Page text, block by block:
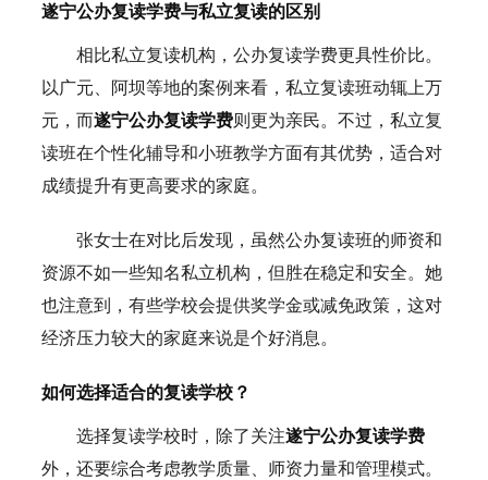
遂宁公办复读学费与私立复读的区别
相比私立复读机构，公办复读学费更具性价比。
以广元、阿坝等地的案例来看，私立复读班动辄上万
元，而遂宁公办复读学费则更为亲民。不过，私立复
读班在个性化辅导和小班教学方面有其优势，适合对
成绩提升有更高要求的家庭。
张女士在对比后发现，虽然公办复读班的师资和
资源不如一些知名私立机构，但胜在稳定和安全。她
也注意到，有些学校会提供奖学金或减免政策，这对
经济压力较大的家庭来说是个好消息。
如何选择适合的复读学校？
选择复读学校时，除了关注遂宁公办复读学费
外，还要综合考虑教学质量、师资力量和管理模式。